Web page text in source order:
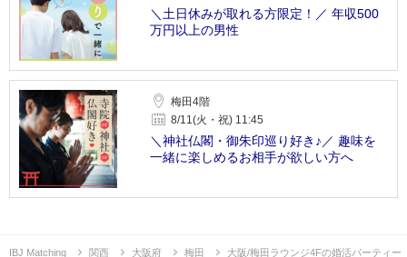
＼土日休みが取れる方限定！／ 年収500
万円以上の男性
梅田4階
8/11(火・祝) 11:45
＼神社仏閣・御朱印巡り好き♪／ 趣味を
一緒に楽しめるお相手が欲しい方へ
IBJ Matching 関西 大阪府 梅田 大阪/梅田ラウンジ4Fの婚活パーティー